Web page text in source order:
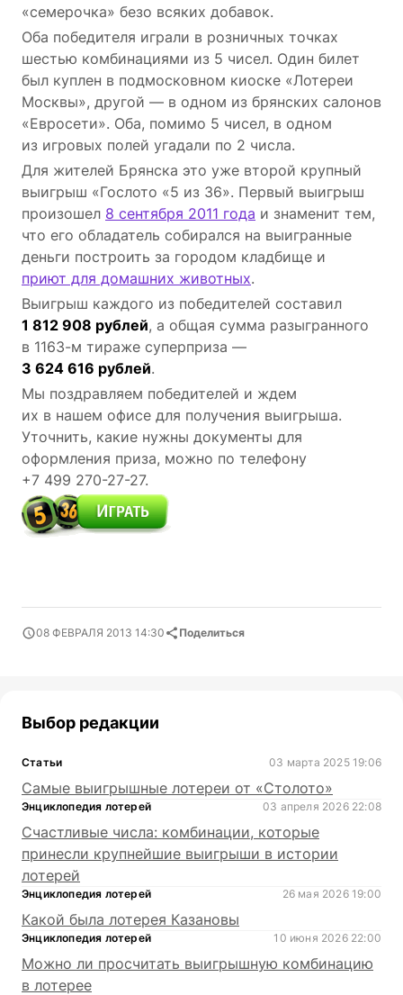
«семерочка» безо всяких добавок.
Оба победителя играли в розничных точках
шестью комбинациями из 5 чисел. Один билет
был куплен в подмосковном киоске «Лотереи
Москвы», другой — в одном из брянских салонов
«Евросети». Оба, помимо 5 чисел, в одном
из игровых полей угадали по 2 числа.
Для жителей Брянска это уже второй крупный
выигрыш «Гослото «5 из 36». Первый выигрыш
произошел 8 сентября 2011 года и знаменит тем,
что его обладатель собирался на выигранные
деньги построить за городом кладбище и
приют для домашних животных.
Выигрыш каждого из победителей составил
1 812 908 рублей, а общая сумма разыгранного
в 1163-м тираже суперприза ―
3 624 616 рублей.
Мы поздравляем победителей и ждем
их в нашем офисе для получения выигрыша.
Уточнить, какие нужны документы для
оформления приза, можно по телефону
+7 499 270-27-27.
08 ФЕВРАЛЯ 2013 14:30 Поделиться
Выбор редакции
Статьи 03 марта 2025 19:06
Самые выигрышные лотереи от «Столото»
Энциклопедия лотерей 03 апреля 2026 22:08
Счастливые числа: комбинации, которые
принесли крупнейшие выигрыши в истории
лотерей
Энциклопедия лотерей 26 мая 2026 19:00
Какой была лотерея Казановы
Энциклопедия лотерей 10 июня 2026 22:00
Можно ли просчитать выигрышную комбинацию
в лотерее